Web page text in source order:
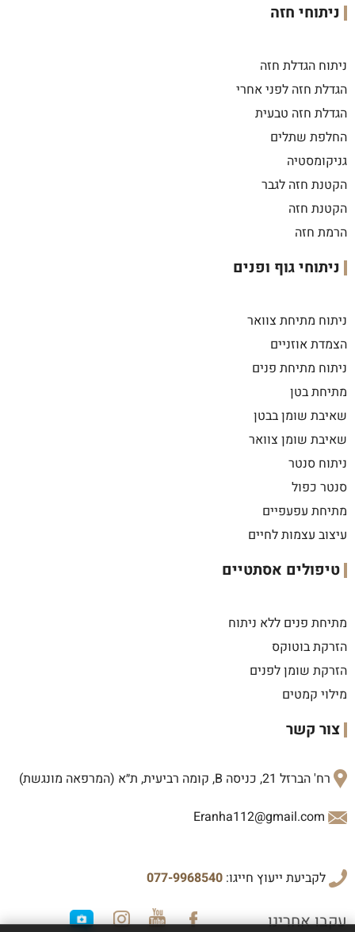
ניתוחי חזה
ניתוח הגדלת חזה
הגדלת חזה לפני אחרי
הגדלת חזה טבעית
החלפת שתלים
גניקומסטיה
הקטנת חזה לגבר
הקטנת חזה
הרמת חזה
ניתוחי גוף ופנים
ניתוח מתיחת צוואר
הצמדת אוזניים
ניתוח מתיחת פנים
מתיחת בטן
שאיבת שומן בבטן
שאיבת שומן צוואר
ניתוח סנטר
סנטר כפול
מתיחת עפעפיים
עיצוב עצמות לחיים
טיפולים אסתטיים
מתיחת פנים ללא ניתוח
הזרקת בוטוקס
הזרקת שומן לפנים
מילוי קמטים
צור קשר
רח' הברזל 21, כניסה B, קומה רביעית, ת״א (המרפאה מונגשת)
Eranha112@gmail.com
לקביעת ייעוץ חייגו: 077-9968540
עקבו אחרינו